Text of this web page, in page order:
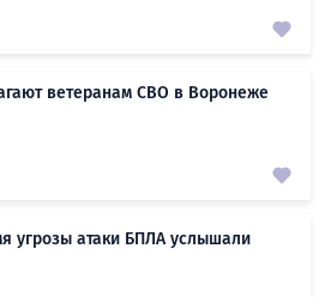
ветеранам СВО в Воронеже
угрозы атаки БПЛА услышали